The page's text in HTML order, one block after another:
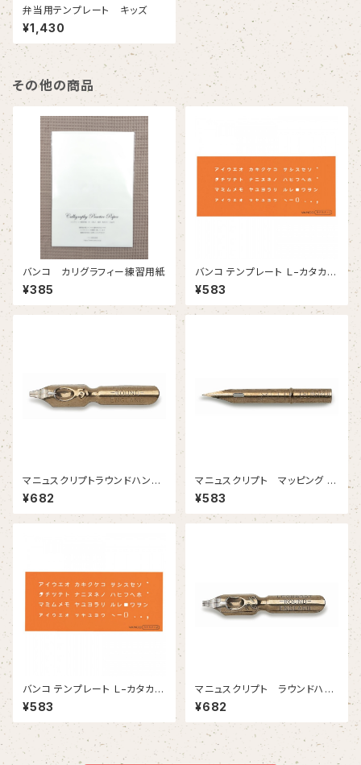
弁当用テンプレート キッズ
¥1,430
その他の商品
バンコ カリグラフィー練習用紙
¥385
バンコ テンプレート Ｌ−カタカ
ナ １
¥583
マニュスクリプトラウンドハンド
３ 1.35mm 2本入
¥682
マニュスクリプト マッピング 8
01 2本入
¥583
バンコ テンプレート Ｌ−カタカ
ナ ２
¥583
マニュスクリプト ラウンドハン
ド2-1/2 1.65mm 2本入
¥682